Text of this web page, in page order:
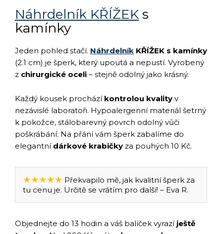
Náhrdelník KŘÍŽEK s
kamínky
Jeden pohled stačí. Náhrdelník KŘÍŽEK s kamínky
(2.1 cm) je šperk, který upoutá a nepustí. Vyrobený
z chirurgické oceli – stejně odolný jako krásný.
Každý kousek prochází kontrolou kvality v
nezávislé laboratoři. Hypoalergenní materiál šetrný
k pokožce, stálobarevný povrch odolný vůči
poškrábání. Na přání vám šperk zabalíme do
elegantní dárkové krabičky za pouhých 10 Kč.
★★★★★ Překvapilo mě, jak kvalitní šperk za
tu cenu je. Určitě se vrátím pro další! – Eva R.
Objednejte do 13 hodin a váš balíček vyrazí ještě